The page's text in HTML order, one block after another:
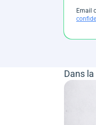
Email
Dans